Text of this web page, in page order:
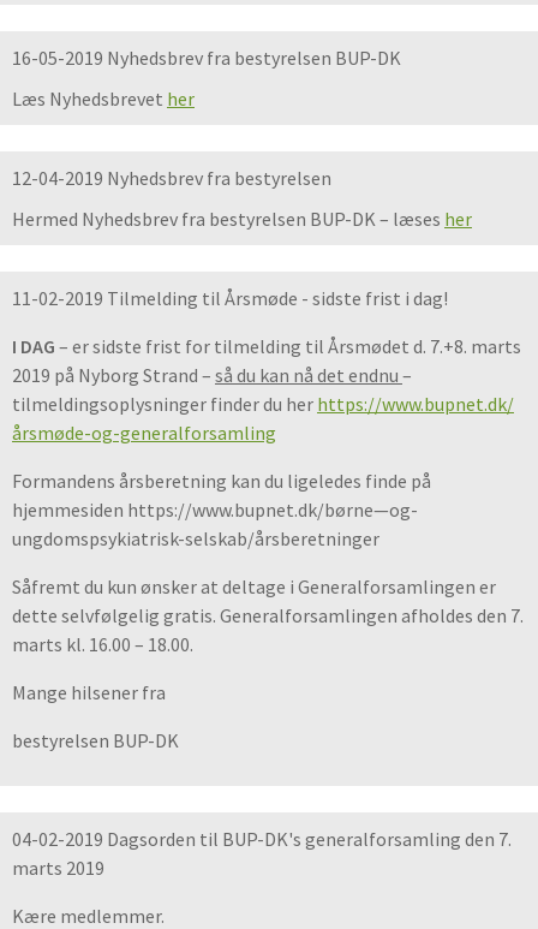
16-05-2019 Nyhedsbrev fra bestyrelsen BUP-DK
Læs Nyhedsbrevet her
12-04-2019 Nyhedsbrev fra bestyrelsen
Hermed Nyhedsbrev fra bestyrelsen BUP-DK – læses her
11-02-2019 Tilmelding til Årsmøde - sidste frist i dag!
I DAG – er sidste frist for tilmelding til Årsmødet d. 7.+8. marts
2019 på Nyborg Strand – så du kan nå det endnu –
tilmeldingsoplysninger finder du her https://www.bupnet.dk/
årsmøde-og-generalforsamling
Formandens årsberetning kan du ligeledes finde på
hjemmesiden https://www.bupnet.dk/børne—og-
ungdomspsykiatrisk-selskab/årsberetninger
Såfremt du kun ønsker at deltage i Generalforsamlingen er
dette selvfølgelig gratis. Generalforsamlingen afholdes den 7.
marts kl. 16.00 – 18.00.
Mange hilsener fra
bestyrelsen BUP-DK
04-02-2019 Dagsorden til BUP-DK's generalforsamling den 7.
marts 2019
Kære medlemmer.